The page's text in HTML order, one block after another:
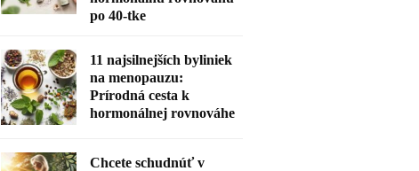
po 40-tke
11 najsilnejších byliniek
na menopauzu:
Prírodná cesta k
hormonálnej rovnováhe
Chcete schudnúť v